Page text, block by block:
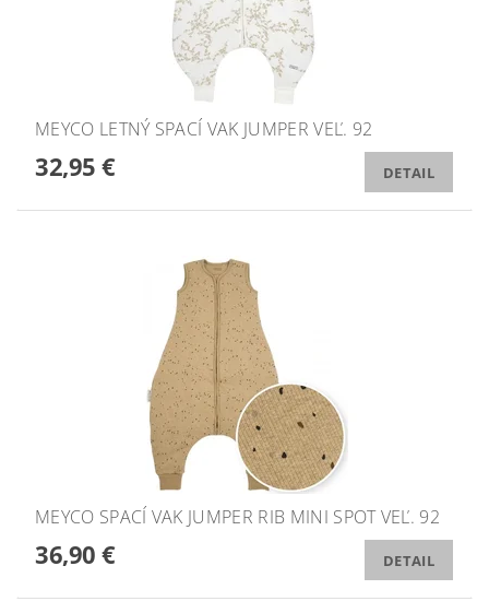
MEYCO LETNÝ SPACÍ VAK JUMPER VEĽ. 92
32,95 € DETAIL
MEYCO SPACÍ VAK JUMPER RIB MINI SPOT VEĽ. 92
36,90 € DETAIL